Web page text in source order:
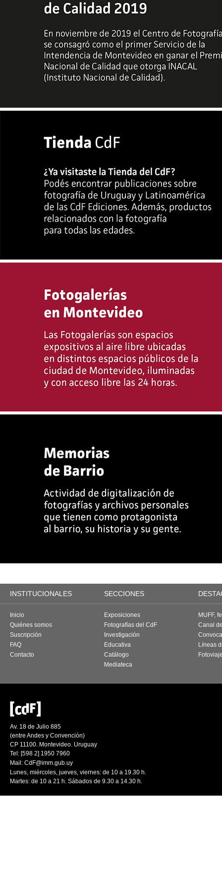
INSTITUCIONALES SECCIONES
Inicio
Quiénes somos
Suscripción
FAQ
Contacto
Exposiciones
Fotografías del CdF
Investigación
Educativa
Catálogo
Mediateca
MUFF,
Canal
Líneas
Av. 18 de Julio 885
(entre Andes y Convención)
CP 11100. Montevideo. Uruguay
Tel: [598 2] 1950 7960
Mail: CdF@imm.gub.uy
Lunes, miércoles, jueves, viernes: de 10 a 19.30 h.
Martes: de 10 a 21 h. Sábados de 9.30 a 14.30 h.